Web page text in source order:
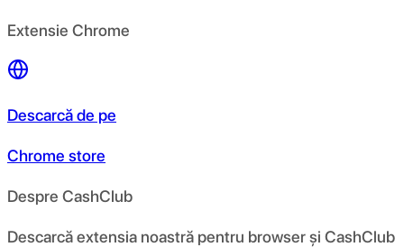
Extensie Chrome
Descarcă de pe
Chrome store
Despre CashClub
Descarcă extensia noastră pentru browser și CashClub